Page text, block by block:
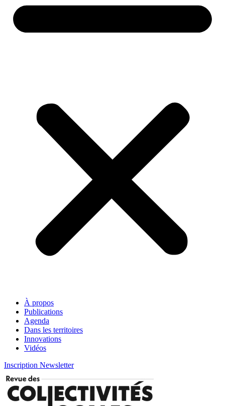
À propos
Publications
Agenda
Dans les territoires
Innovations
Vidéos
Inscription Newsletter